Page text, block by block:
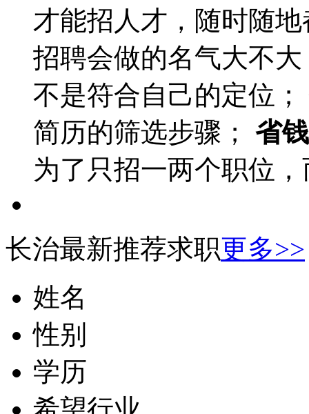
才能招人才，随时随
招聘会做的名气大不
不是符合自己的定位；
简历的筛选步骤； 省
为了只招一两个职位
长治最新推荐求职更多>>
姓名
性别
学历